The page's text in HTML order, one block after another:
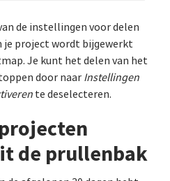
de instellingen voor delen
je project wordt bijgewerkt
Je kunt het delen van het
door naar Instellingen
te deselecteren.
de prullenbak